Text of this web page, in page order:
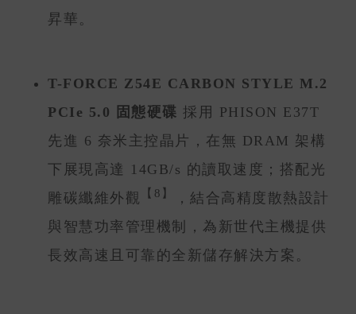
昇華。
T-FORCE Z54E CARBON STYLE M.2
PCIe 5.0 固態硬碟 採用 PHISON E37T
先進 6 奈米主控晶片，在無 DRAM 架構
下展現高達 14GB/s 的讀取速度；搭配光
雕碳纖維外觀
【8】
，結合高精度散熱設計
與智慧功率管理機制，為新世代主機提供
長效高速且可靠的全新儲存解決方案。